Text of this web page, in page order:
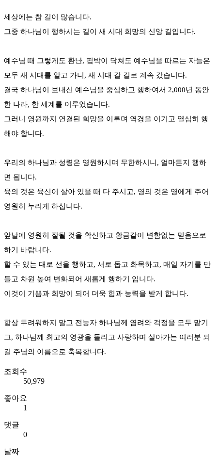
세상에는 참 길이 많습니다.
그중 하나님이 행하시는 길이 새 시대 희망의 신앙 길입니다.
예수님 때 그렇게도 환난, 핍박이 닥쳐도 예수님을 따르는 자들은
모두 새 시대를 알고 가니, 새 시대 갈 길로 계속 갔습니다.
결국 하나님이 보내신 예수님을 중심하고 행하여서 2,000년 동안
한 나라, 한 세계를 이루었습니다.
그러니 영원까지 연결된 희망을 이루며 역경을 이기고 열심히 행
해야 합니다.
우리의 하나님과 성령은 영원하시며 무한하시니, 얼마든지 행하
면 됩니다.
육의 것은 육신이 살아 있을 때 다 주시고, 영의 것은 영에게 주어
영원히 누리게 하십니다.
앞날에 영원히 잘될 것을 확신하고 황금같이 변함없는 믿음으로
하기 바랍니다.
할 수 있는 대로 선을 행하고, 서로 돕고 화목하고, 매일 자기를 만
들고 차원 높여 변화되어 새롭게 행하기 입니다.
이것이 기쁨과 희망이 되어 더욱 힘과 능력을 받게 합니다.
항상 두려워하지 말고 전능자 하나님께 염려와 걱정을 모두 맡기
고, 하나님께 최고의 영광을 돌리고 사랑하며 살아가는 여러분 되
길 주님의 이름으로 축복합니다.
조회수
50,979
좋아요
1
댓글
0
날짜